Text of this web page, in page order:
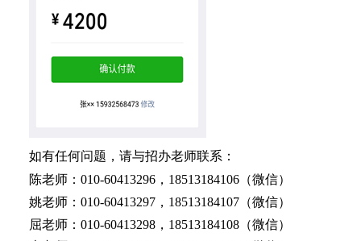
如有任何问题，请与招办老师联系：
陈老师：010-60413296，18513184106（微信）
姚老师：010-60413297，18513184107（微信）
屈老师：010-60413298，18513184108（微信）